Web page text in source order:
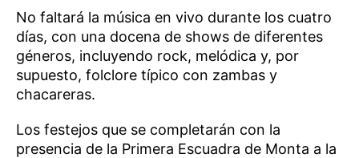
No faltará la música en vivo durante los cuatro
días, con una docena de shows de diferentes
géneros, incluyendo rock, melódica y, por
supuesto, folclore típico con zambas y
chacareras.
Los festejos que se completarán con la
presencia de la Primera Escuadra de Monta a la